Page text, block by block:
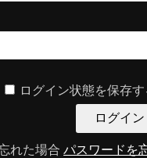
ログイン状態を保存す
れた場合パスワードを